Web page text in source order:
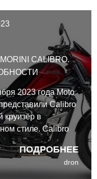
CALIBRO.
ПОДРОБНЕЕ
2023 года Moto
Calibro
круизёр в
стиле. Calibro
собой
Moto Morini
dron